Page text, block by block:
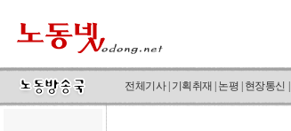
전체기사| 기획취재 논평 현장통신